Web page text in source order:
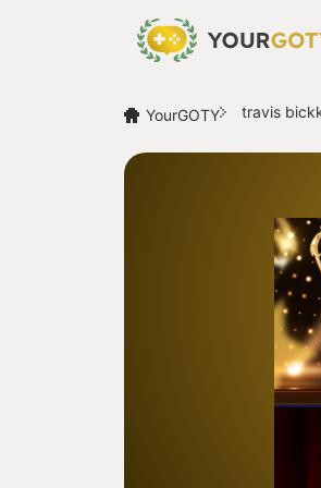
YourGOTY travis